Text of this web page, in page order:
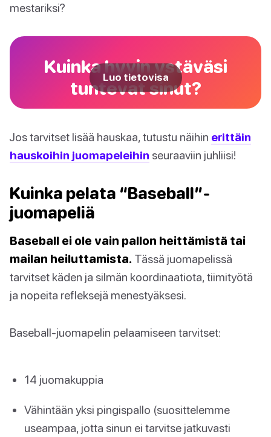
mestariksi?
Kuinka hyvin ystäväsi
tuntevat sinut?
Luo tietovisa
Jos tarvitset lisää hauskaa, tutustu näihin erittäin
hauskoihin juomapeleihin seuraaviin juhliisi!
Kuinka pelata “Baseball”-
juomapeliä
Baseball ei ole vain pallon heittämistä tai
mailan heiluttamista. Tässä juomapelissä
tarvitset käden ja silmän koordinaatiota, tiimityötä
ja nopeita refleksejä menestyäksesi.
Baseball-juomapelin pelaamiseen tarvitset:
14 juomakuppia
Vähintään yksi pingispallo (suosittelemme
useampaa, jotta sinun ei tarvitse jatkuvasti